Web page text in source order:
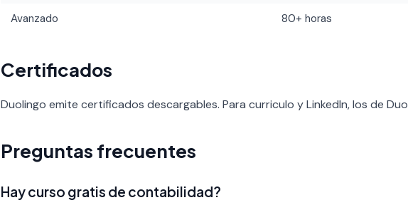
Avanzado 80+ horas
Certificados
Duolingo emite certificados descargables. Para curriculo y LinkedIn, los de
Preguntas frecuentes
Hay curso gratis de contabilidad?